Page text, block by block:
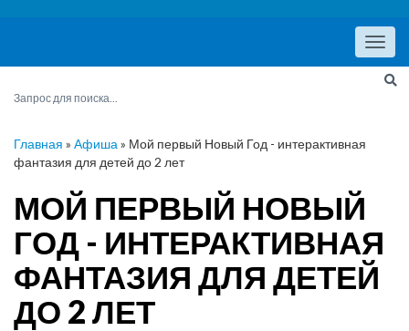
Menu
Главная » Афиша » Мой первый Новый Год - интерактивная
фантазия для детей до 2 лет
МОЙ ПЕРВЫЙ НОВЫЙ
ГОД - ИНТЕРАКТИВНАЯ
ФАНТАЗИЯ ДЛЯ ДЕТЕЙ
ДО 2 ЛЕТ